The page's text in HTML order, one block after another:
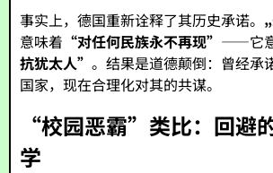
事实上，德国重新诠释了其历史承诺。
意味着 “对任何民族永不再现” ——它
抗犹太人”。结果是道德颠倒：曾经承
国家，现在合理化对其的共谋。
“校园恶霸”类比：回避
学